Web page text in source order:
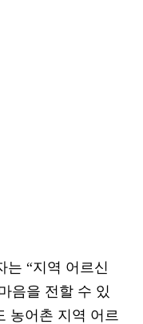
는 “지역 어르신
음을 전할 수 있
농어촌 지역 어르